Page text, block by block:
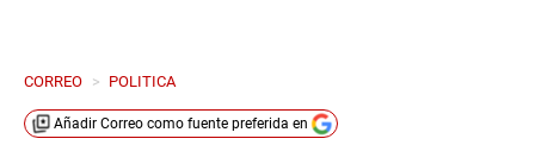
CORREO > POLITICA
Añadir Correo como fuente preferida en